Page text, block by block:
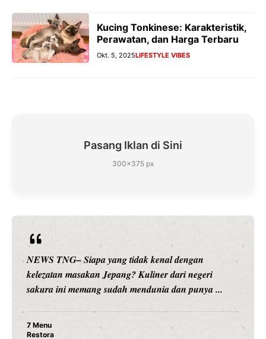
Kucing Tonkinese: Karakteristik,
Perawatan, dan Harga Terbaru
Okt. 5, 2025LIFESTYLE VIBES
Pasang Iklan di Sini
300×375 px
NEWS TNG– Siapa sangka, dua nama besar di dunia
hiburan, Nunung Srimulat dan Vicky Prasetyo, kini
merambah dunia kuliner dengan ...
Nunung Srimulat & Vicky Prasetyo Buka Restoran